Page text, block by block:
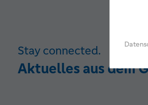
Stay connected.
Aktuelles aus dem